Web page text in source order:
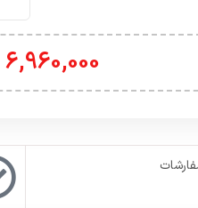
6,960,000